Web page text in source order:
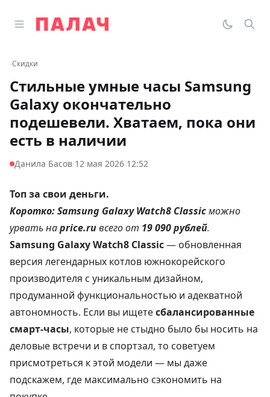
Открыть главное меню
Палач
‹Скидки
Стильные умные часы Samsung
Galaxy окончательно
подешевели. Хватаем, пока они
есть в наличии
Данила Басов·12 мая 2026 12:52
Топ за свои деньги.
Коротко:Samsung Galaxy Watch8 Classicможно
урвать наprice.ruвсего от 19 090 рублей.
Samsung Galaxy Watch8 Classic— обновленная
версия легендарных котлов южнокорейского
производителя с уникальным дизайном,
продуманной функциональностью и адекватной
автономность. Если вы ищетесбалансированные
смарт-часы, которые не стыдно было бы носить на
деловые встречи и в спортзал, то советуем
присмотреться к этой модели — мы даже
подскажем, где максимально сэкономить на